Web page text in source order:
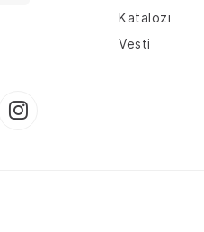
Katalozi
Vesti